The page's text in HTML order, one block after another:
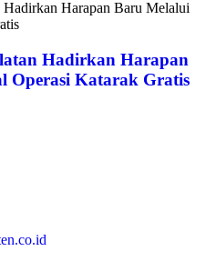
Hadirkan Harapan
Operasi Katarak Gratis